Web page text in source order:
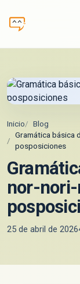
Inicio
Blog
Gramática básica
posposiciones
nor-
25 de abril de 2026